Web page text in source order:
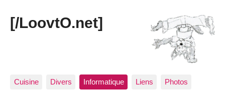
[/LoovtO.net]
Cuisine Divers Informatique Liens Photos